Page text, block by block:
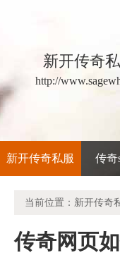
新开传奇
http://
新开传奇私服 传奇
当前位置： 新开传奇
传奇网页